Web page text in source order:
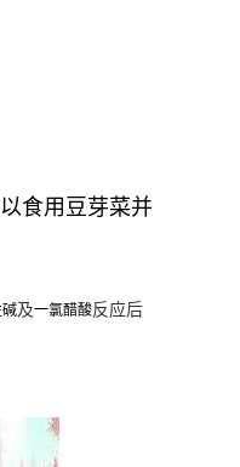
食用豆芽菜并
及一氯醋酸反应后